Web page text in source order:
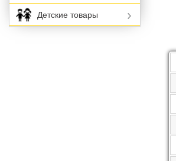
Детские товары